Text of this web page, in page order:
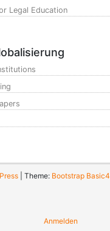
Legal Education
| Theme: Bootstrap Basic4
Anmelden